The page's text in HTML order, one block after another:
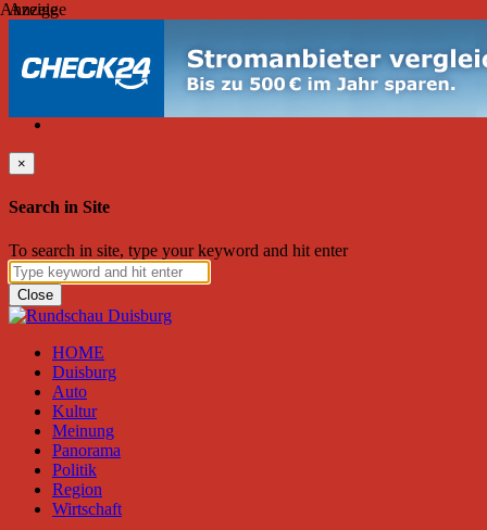
Samstag, August 08, 2026
Friend on Facebook Follow on Twitter Subscribe to RSS
×
Search in Site
To search in site, type your keyword and hit enter
Close
HOME
Duisburg
Auto
Kultur
Meinung
Panorama
Politik
Region
Wirtschaft
Anzeige
Anzeige